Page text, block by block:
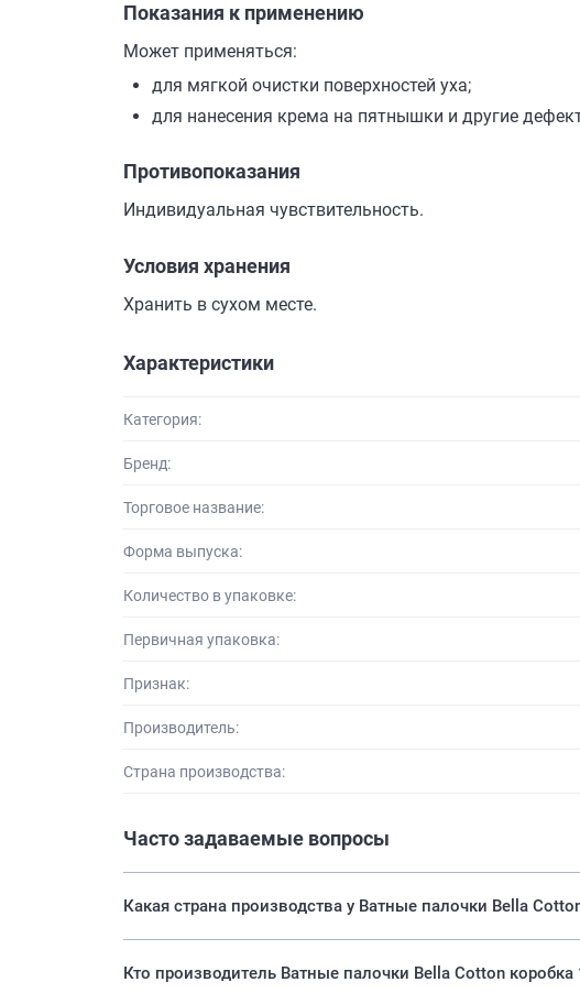
Показания к применению
Может применяться:
для мягкой очистки поверхностей уха;
для нанесения крема на пятнышки и другие
Противопоказания
Индивидуальная чувствительность.
Условия хранения
Хранить в сухом месте.
Характеристики
Категория:
Бренд:
Торговое название:
Форма выпуска:
Количество в упаковке:
Первичная упаковка:
Признак:
Производитель:
Страна производства:
Часто задаваемые вопросы
Какая страна производства у Ватные палочки Bella
Кто производитель Ватные палочки Bella Cotton коробка